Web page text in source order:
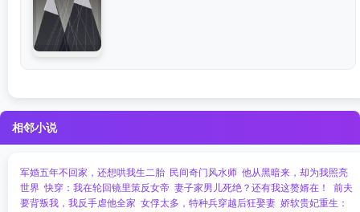
相邻小说
军婚五年不回家，还想哄我生二胎 民间奇门风水师 他从黑暗来，却为我照亮
世界 快穿：我在轮回镜里策反女帝 妻子家男儿死绝？还有我这赘婿在！
前夫
要背叛我，我反手虐他全家 女俘太多，特种兵穿越后狂娶妻 娇软贵妃重生：